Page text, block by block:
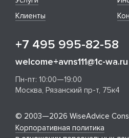
Клиенты
+7 495 995-82-58
welcome+avns111@1c-wa.ru
Пн-пт: 10:00—19:00
Москва, Рязанский пр-т, 75к4
© 2003—2026 WiseAdvice
Корпоративная политика